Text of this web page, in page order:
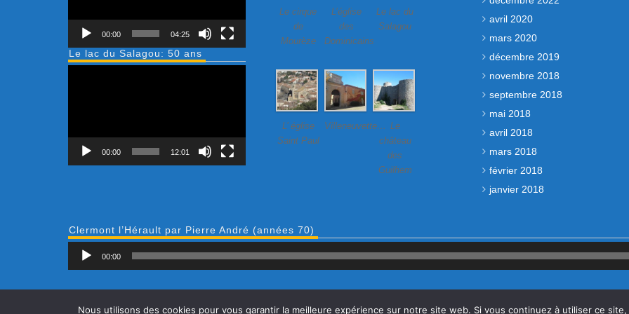
00:00 04:25
Le lac du Salagou: 50 ans
00:00 12:01
Le cirque
de
Mourèze
L’église
des
Dominicains
Le lac du
Salagou
L’ église
Saint Paul
Villeneuvette… Le
château
des
Guilhem
avril 2020
mars 2020
décembre 2019
novembre 2018
septembre 2018
mai 2018
avril 2018
mars 2018
février 2018
janvier 2018
Clermont l’Hérault par Pierre André (années 70)
audio
00:00
Nous utilisons des cookies pour vous garantir la meilleure expérience sur notre site web. Si vous continuez à utiliser ce